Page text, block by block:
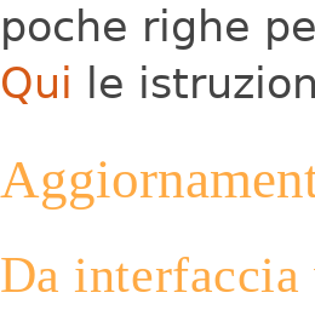
poche righe
Qui le
Da interfaccia